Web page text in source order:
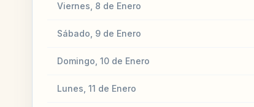
Viernes, 8 de Enero
Sábado, 9 de Enero
Domingo, 10 de Enero
Lunes, 11 de Enero